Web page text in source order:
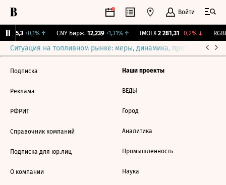
Войти
115,3 +0,1%↑ CNY Бирж. 12,239 +1,31%↑ IMOEX 2 281,31 -0,2%↓
Ситуация на топливном рынке: меры, динамика, прогнозы
Подписка
Реклама
РФРИТ
Справочник компаний
Подписка для юр.лиц
О компании
Наши проекты
ВЕДЫ
Город
Аналитика
Промышленность
Наука